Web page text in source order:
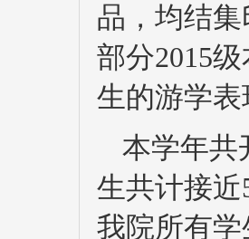
品，均结
部分2015
生的游学
本学年共
生共计接
我院所有学